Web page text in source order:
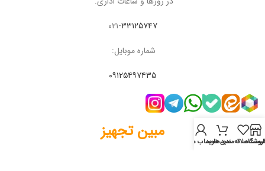
۰۲۱-۳۳۱۲۵۷۴۷
شماره موبایل:
۰۹۱۲۵۴۹۷۴۳۵
مبین تجهیز فروشگاه
لیست علاقه‌مندی‌ها
سبد خریدحساب من